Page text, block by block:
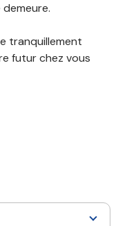
tranquillement
futur chez vous